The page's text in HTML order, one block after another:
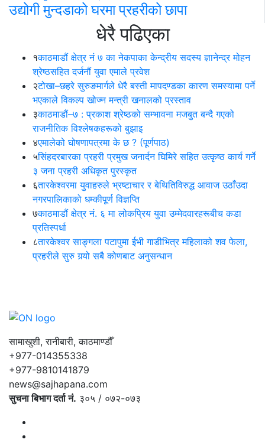
उद्योगी मुन्दडाको घरमा प्रहरीको छापा
धेरै पढिएका
१काठमाडौं क्षेत्र नं ७ का नेकपाका केन्द्रीय सदस्य ज्ञानेन्द्र मोहन
श्रेष्ठसहित दर्जनौं युवा एमाले प्रवेश
२टोखा–छहरे सुरुङमार्गले धेरै बस्ती मापदण्डका कारण समस्यामा पर्ने
भएकाले विकल्प खोज्न मन्त्री खनालको प्रस्ताव
३काठमाडौं–७ : प्रकाश श्रेष्ठको सम्भावना मजबुत बन्दै गएको
राजनीतिक विश्लेषकहरूको बुझाइ
४एमालेको घोषणापत्रमा के छ ? (पूर्णपाठ)
५सिंहदरबारका प्रहरी प्रमुख जनार्दन घिमिरे सहित उत्कृष्ठ कार्य गर्ने
३ जना प्रहरी अधिकृत पुरस्कृत
६तारकेश्वरमा युवाहरुले भ्रष्टाचार र बेथितिविरुद्ध आवाज उठाँउदा
नगरपालिकाको धम्कीपूर्ण विज्ञप्ति
७काठमाडौं क्षेत्र नं. ६ मा लोकप्रिय युवा उम्मेदवारहरूबीच कडा
प्रतिस्पर्धा
८तारकेश्वर साङ्गला पटापुमा ईभी गाडीभित्र महिलाको शव फेला,
प्रहरीले सुरु गर्‍यो सबै कोणबाट अनुसन्धान
सामाखुशी, रानीबारी, काठमाण्डौँ
+977-014355338
+977-9810141879
news@sajhapana.com
सुचना बिभाग दर्ता नं. ३०५ / ०७२-०७३